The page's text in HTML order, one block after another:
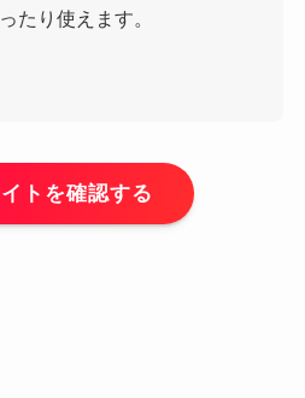
たり使えます。
トを確認する